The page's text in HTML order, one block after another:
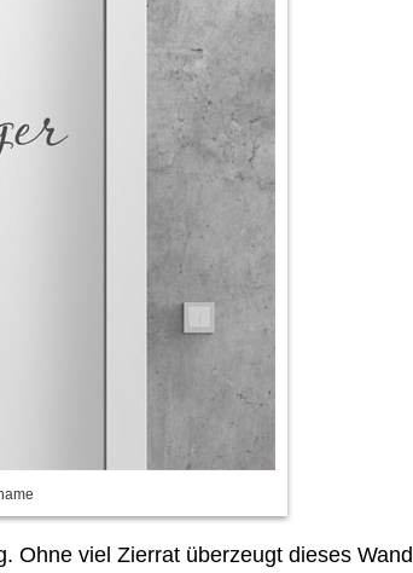
Ohne viel Zierrat überzeugt dieses